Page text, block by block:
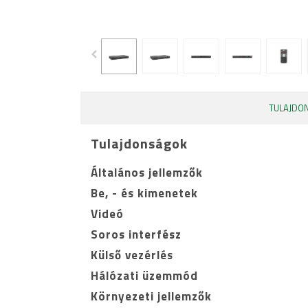
Tulajdonságok
Általános jellemzők
Be, - és kimenetek
Videó
Soros interfész
Külső vezérlés
Hálózati üzemmód
Környezeti jellemzők